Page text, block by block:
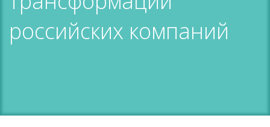
российских компаний